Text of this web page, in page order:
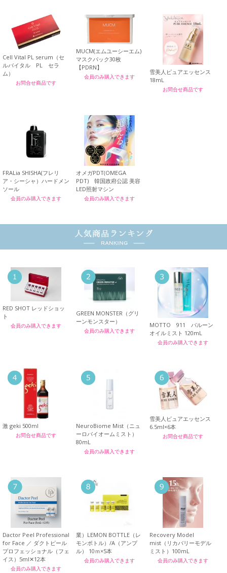
Cell Vital PL serum（セ
ルバイタル PL セラ
ム）
お問合せ商品です
MUCM(エムユーシーエム)
マスクパック30枚
【PDRN】
会員のみ購入できます
雪美人ピュアエッセンス
18mL
お問合せ商品です
FRALia SHISHA(フレリ
ア・シーシャ）ハードメン
ソール
会員のみ購入できます
オメガPDT(OMEGA
PDT) 韓国政府公認 美容
LED照射マシン
会員のみ購入できます
RED SHOT レッドショッ
ト
会員のみ購入できます
GREEN MONSTER（グリ
ーンモンスター）
会員のみ購入できます
MOTTO 911 バルーン
オイルミスト 120mL
会員のみ購入できます
激 geki 500ml
お問合せ商品です
NeuroBiome Mist（ニュ
ーロバイオームミスト）
80mL
会員のみ購入できます
雪美人ピュアエッセンス
6.5ml×6本
お問合せ商品です
Dactor Peel Professional
for Face ／ ダクトピール
プロフェッショナル（フェ
イス）5ml✕12本
会員のみ購入できます
業）LEMON BOTTLE（レ
モンボトル）/A（アンプ
ル） 10ｍ×5本
会員のみ購入できます
Recovery Model
mist（リカバリーモデル
ミスト）100mL
会員のみ購入できます